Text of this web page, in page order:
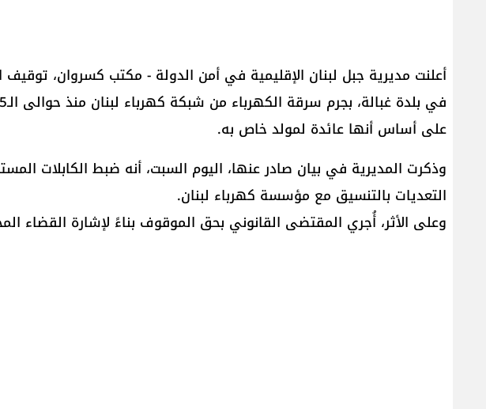
أعلنت مديرية جبل لبنان الإقليمية في أمن الدولة - مكتب كسروان،
على أساس أنها عائدة لمولد خاص به.
وذكرت المديرية في بيان صادر عنها، اليوم السبت، أنه ضبط الكابلات
التعديات بالتنسيق مع مؤسسة كهرباء لبنان.
‏وعلى الأثر، أُجري المقتضى القانوني بحق الموقوف بناءً لإشارة القضاء